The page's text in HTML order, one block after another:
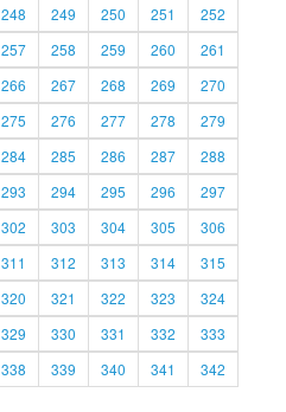
248 249 250 251
252
257 258 259 260
261
266 267 268 269
270
275 276 277 278
279
284 285 286 287
288
293 294 295 296
297
302 303 304 305
306
311 312 313 314
315
320 321 322 323
324
329 330 331 332
333
338 339 340 341
342